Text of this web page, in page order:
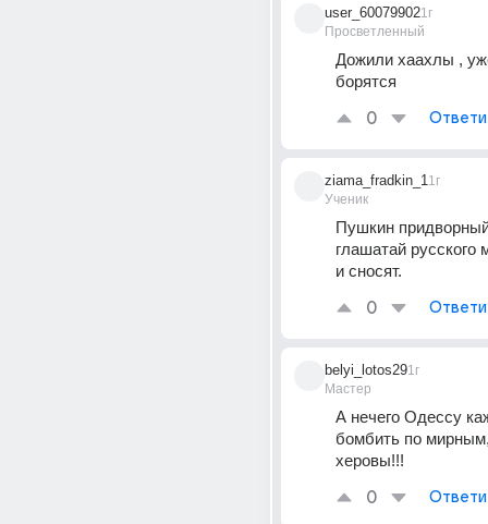
user_60079902
Просветленный
1г
Дожили хаахлы ,
борятся
0
ziama_fradkin_1
Ученик
1г
Пушкин
глашатай русского
и сносят.
0
belyi_lotos29
Мастер
1г
А нечего Одессу
бомбить по
херовы!!!
0